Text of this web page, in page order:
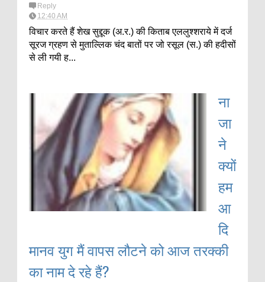
Reply
12:40 AM
विचार करते हैं शेख सुद्दूक (अ.र.) की किताब एललुश्शराये में दर्ज
सूरज ग्रहण से मुताल्लिक चंद बातों पर जो रसूल (स.) की हदीसों
से ली गयी ह...
ना
जा
ने
क्यों
हम
आ
दि
मानव युग मैं वापस लौटने को आज तरक्की
का नाम दे रहे हैं?